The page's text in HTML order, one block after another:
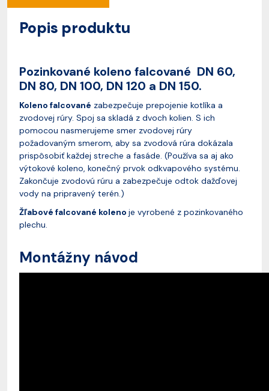
Popis produktu
Pozinkované koleno falcované DN 60,
DN 80, DN 100, DN 120 a DN 150.
Koleno falcované zabezpečuje prepojenie kotlíka a
zvodovej rúry. Spoj sa skladá z dvoch kolien. S ich
pomocou nasmerujeme smer zvodovej rúry
požadovaným smerom, aby sa zvodová rúra dokázala
prispôsobiť každej streche a fasáde. (Používa sa aj ako
výtokové koleno, konečný prvok odkvapového systému.
Zakončuje zvodovú rúru a zabezpečuje odtok dažďovej
vody na pripravený terén.)
Žľabové falcované koleno je vyrobené z pozinkovaného
plechu.
Montážny návod